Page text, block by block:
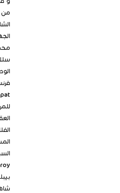
من